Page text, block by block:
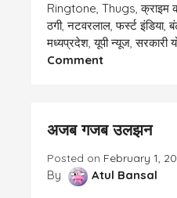
Ringtone, Thugs,क्राइम
ठगी,नटवरलाल,फर्स्ट इंडिया,
मध्यप्रदेश,यूपी न्यूज,सरकारी
CommentOn
की
अजब गजब उलझन
Posted on February 1,
By Atul Bansal